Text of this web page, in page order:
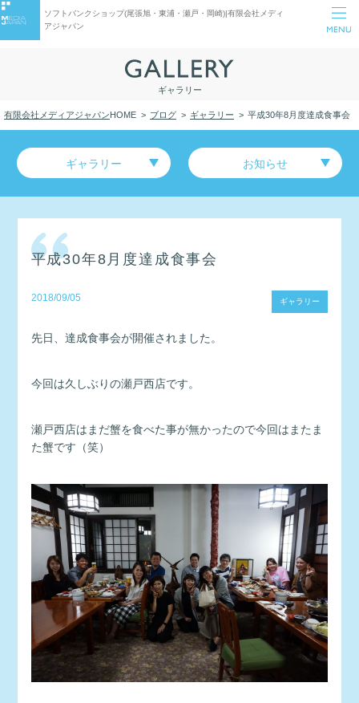
ソフトバンクショップ(尾張旭・東浦・瀬戸・岡崎)|有限会社メディ
アジャパン
ギャラリー
有限会社メディアジャパンHOME ブログ ギャラリー 平成30年8月度達成食事会
ギャラリー お知らせ
平成30年8月度達成食事会
2018/09/05 ギャラリー
先日、達成食事会が開催されました。
今回は久しぶりの瀬戸西店です。
瀬戸西店はまだ蟹を食べた事が無かったので今回はまたま
た蟹です（笑）